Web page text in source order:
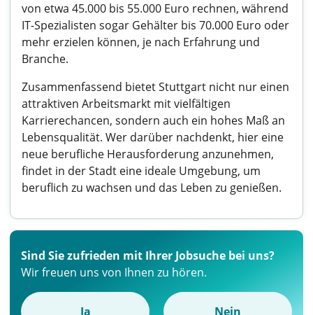
von etwa 45.000 bis 55.000 Euro rechnen, während
IT-Spezialisten sogar Gehälter bis 70.000 Euro oder
mehr erzielen können, je nach Erfahrung und
Branche.
Zusammenfassend bietet Stuttgart nicht nur einen
attraktiven Arbeitsmarkt mit vielfältigen
Karrierechancen, sondern auch ein hohes Maß an
Lebensqualität. Wer darüber nachdenkt, hier eine
neue berufliche Herausforderung anzunehmen,
findet in der Stadt eine ideale Umgebung, um
beruflich zu wachsen und das Leben zu genießen.
Sind Sie zufrieden mit Ihrer Jobsuche bei uns?
Wir freuen uns von Ihnen zu hören.
Ja Nein